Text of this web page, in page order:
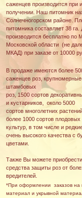
саженцев производится при
получении. Наш питомник
Солнечногорском районе.
питомника составляет 38 га.
производится бесплатно по
Московской области (не
МКАД) при заказе от 10000
В продаже имеются более
саженцев роз,
штамбовых
роз, 1500 сортов
и кустарников, около 5000
сортов многолетних
более 1000 сортов плодовых
культур, в том числе и
очень высокого качества с
цветами.
Также Вы можете
средства защиты роз от
вредителей.
*При оформлении заказов на
материал и укрывной